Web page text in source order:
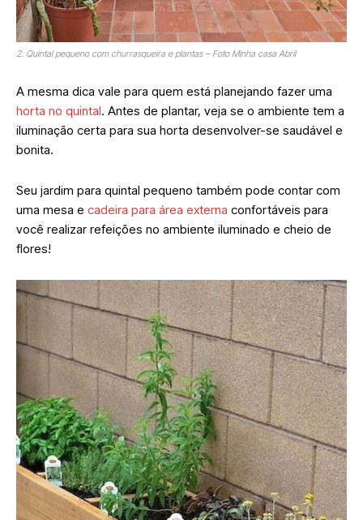
2. Quintal pequeno com churrasqueira e plantas – Foto Minha casa Abril
A mesma dica vale para quem está planejando fazer uma
horta no quintal. Antes de plantar, veja se o ambiente tem a
iluminação certa para sua horta desenvolver-se saudável e
bonita.
Seu jardim para quintal pequeno também pode contar com
uma mesa e cadeira para área externa confortáveis para
você realizar refeições no ambiente iluminado e cheio de
flores!